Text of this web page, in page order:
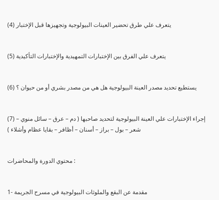
(4) يتعرف علي طرق تحضير العينات البيولوجية وتجهيزها قبل الإختبار
(5) يتعرف علي الفرق بين الإختبارات التمهيدية والإختبارات التأكيدية
(6) يستطيع تحديد مصدر العينة البيولوجية هل هي من مصدر بشري أو من حيوان ؟
(7) إجراء الإختبارات علي العينة البيولوجية لتحديد صاحبها ( دم – عرق – سائل منوي –
شعر – بول – براز – أسنان – أظافر – بقايا عظام وأشلاء )
محتوي الدورة والمحاضرات :
1- مقدمة عن البقع والملوثات البيولوجية في مسرح الجريمة